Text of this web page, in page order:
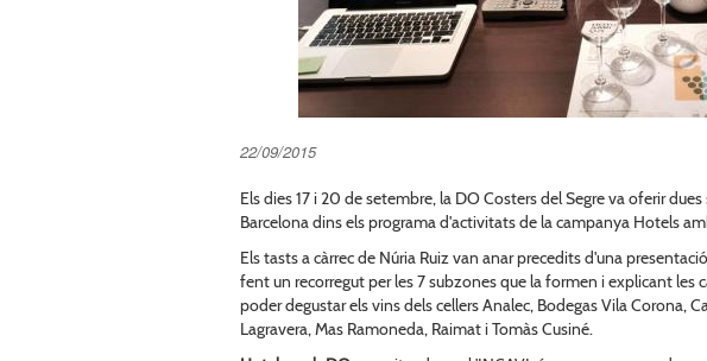
22/09/2015
Els dies 17 i 20 de setembre, la DO Costers del Segre va oferir
Barcelona dins els programa d'activitats de la campanya Hotels
Els tasts a càrrec de Núria Ruiz van anar precedits d'una
fent un recorregut per les 7 subzones que la formen i explicant les
poder degustar els vins dels cellers Analec, Bodegas Vila Corona,
Lagravera, Mas Ramoneda, Raimat i Tomàs Cusiné.